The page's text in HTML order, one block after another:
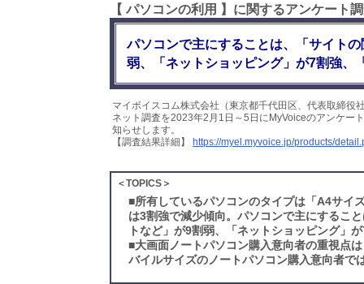
【 パソコンの利用 】に関するアンケート
パソコンで主にすることは、「サイト
弱、「ネットショッピング」が7割強、
マイボイスコム株式会社（東京都千代田区、代表取締
ネット調査を2023年2月1日～5日にMyVoiceのアンケー
知らせします。
【調査結果詳細】
https://myel.myvoice.jp/products/
＜TOPICS＞
■所有しているパソコンのタイプは「A4サイ
は3割強で減少傾向。パソコンで主にするこ
トなど」が9割弱、「ネットショッピング」
■大画面ノートパソコン購入意向者の重視点
バイルサイズのノートパソコン購入意向者で